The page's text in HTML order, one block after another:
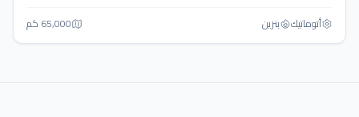
أتوماتيك‎ بنزين 65,000 كم